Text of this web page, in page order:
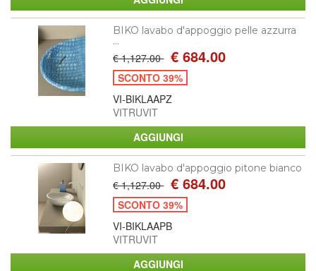
BIKO lavabo d'appoggio pelle azzurra
...
€ 1,127.00 € 684.00
SCONTO 39%
VI-BIKLAAPZ
VITRUVIT
BIKO lavabo d'appoggio pitone bianco
€ 1,127.00 € 684.00
SCONTO 39%
VI-BIKLAAPB
VITRUVIT